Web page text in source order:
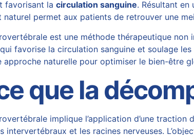
favorisant lacirculation sanguine. Résultant en
naturel permet aux patients de retrouver une
est une méthode thérapeutique
favorise la circulation sanguine et soulage
approche naturelle pour optimiser le bien-être
que la
implique l’application d’une
intervertébraux et les racines nerveuses.